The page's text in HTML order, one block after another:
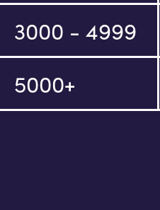
3000 - 4999
5000+